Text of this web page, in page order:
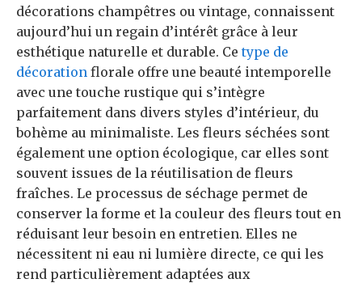
décorations champêtres ou vintage, connaissent
aujourd’hui un regain d’intérêt grâce à leur
esthétique naturelle et durable. Ce type de
décoration florale offre une beauté intemporelle
avec une touche rustique qui s’intègre
parfaitement dans divers styles d’intérieur, du
bohème au minimaliste. Les fleurs séchées sont
également une option écologique, car elles sont
souvent issues de la réutilisation de fleurs
fraîches. Le processus de séchage permet de
conserver la forme et la couleur des fleurs tout en
réduisant leur besoin en entretien. Elles ne
nécessitent ni eau ni lumière directe, ce qui les
rend particulièrement adaptées aux